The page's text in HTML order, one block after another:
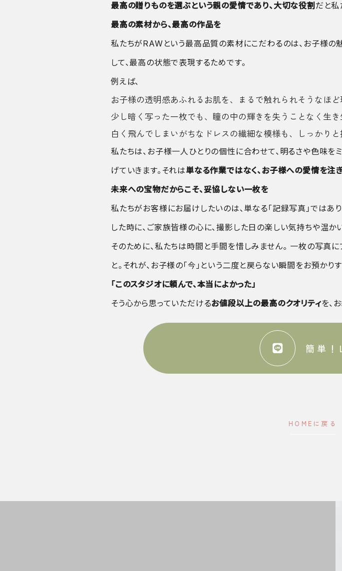
最高の贈りものを選ぶという親の愛情であり、大切な役割 だと私
最高の素材から、最高の作品を
私たちがRAWという最高品質の素材にこだわるのは、お子様の
して、最高の状態で表現するためです。
例えば、
お子様の透明感あふれるお肌を、まるで触れられそうなほど
少し暗く写った一枚でも、瞳の中の輝きを失うことなく生き
白く飛んでしまいがちなドレスの繊細な模様も、しっかりと
私たちは、お子様一人ひとりの個性に合わせて、明るさや色味
げていきます。それは単なる作業ではなく、お子様への愛情を注
未来への宝物だからこそ、妥協しない一枚を
私たちがお客様にお届けしたいのは、単なる「記録写真」ではあ
した時に、ご家族皆様の心に、撮影した日の楽しい気持ちや温
そのために、私たちは時間と手間を惜しみません。 一枚の写真
と。それが、お子様の「今」という二度と戻らない瞬間をお預かり
「このスタジオに頼んで、本当によかった」
そう心から思っていただけるお値段以上の最高のクオリティを、
簡単
HOMEに戻る